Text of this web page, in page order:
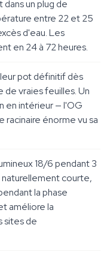
un plug de
entre 22 et 25
d'eau. Les
en 24 à 72 heures.
pot définitif dès
de vraies feuilles. Un
en intérieur — l'OG
racinaire énorme vu sa
18/6 pendant 3
naturellement courte,
la phase
améliore la
sites de